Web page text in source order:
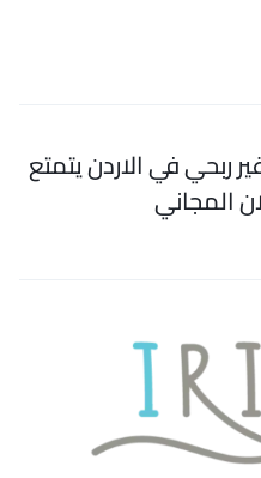
ربحي في الاردن يتمتع
المجاني